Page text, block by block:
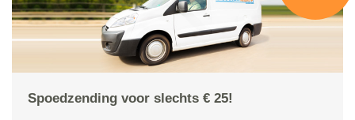
Spoedzending voor slechts € 25!